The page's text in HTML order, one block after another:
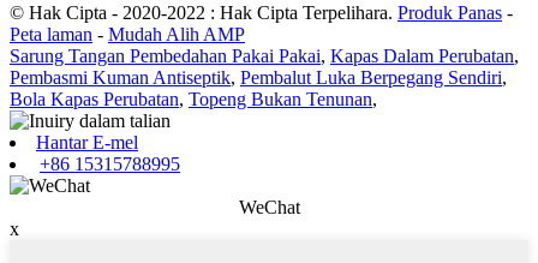
© Hak Cipta - 2020-2022 : Hak Cipta Terpelihara. Produk Panas -
Peta laman - Mudah Alih AMP
Sarung Tangan Pembedahan Pakai Pakai, Kapas Dalam Perubatan,
Pembasmi Kuman Antiseptik, Pembalut Luka Berpegang Sendiri,
Bola Kapas Perubatan, Topeng Bukan Tenunan,
Hantar E-mel
+86 15315788995
WeChat
x